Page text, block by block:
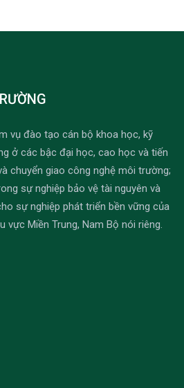
vụ đào tạo cán bộ khoa học, kỹ
ở các bậc đại học, cao học và tiến
chuyển giao công nghệ môi trường;
sự nghiệp bảo vệ tài nguyên và
sự nghiệp phát triển bền vững của
vực Miền Trung, Nam Bộ nói riêng.